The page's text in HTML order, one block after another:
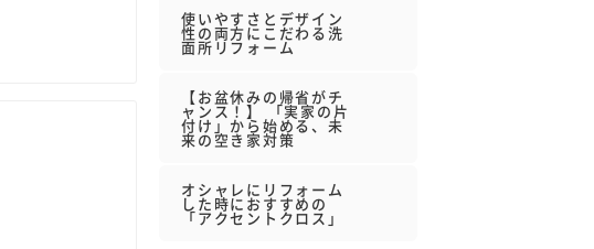
使いやすさとデザイン
性の両方にこだわる洗
面所リフォーム
【お盆休みの帰省がチ
ャンス！】 「実家の片
付け」から始める、未
来の空き家対策
オシャレにリフォーム
した時におすすめの
「アクセントクロス」